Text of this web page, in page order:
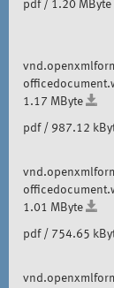
pdf / 1.20 MByte
1.17 MByte
pdf / 987.12
1.01 MByte
pdf / 754.65